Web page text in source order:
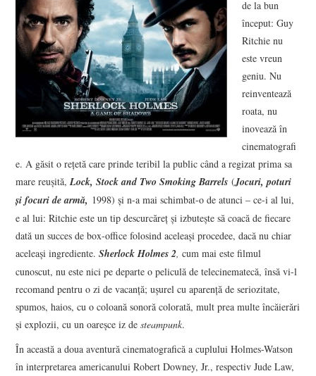
CARTE & FILM
SUSPANS
NUMĂRUL 48 /
MARTIE 2018
NUMĂRUL 49 /
de la bun
început: Guy
Ritchie nu
este vreun
geniu. Nu
reinventează
roata, nu
inovează în
cinematografi
e. A găsit o reţetă care prinde teribil la public când a regizat prima sa
mare reuşită,Lock, Stock and Two Smoking Barrels(Jocuri, poturi
şi focuri de armă, 1998) şi n-a mai schimbat-o de atunci – ce-i al lui,
e al lui: Ritchie este un tip descurcăreţ şi izbuteşte să coacă de fiecare
dată un succes de box-office folosind aceleaşi procedee, dacă nu chiar
aceleaşi ingrediente.Sherlock Holmes 2, cum mai este filmul
cunoscut, nu este nici pe departe o peliculă de telecinematecă, însă vi-l
recomand pentru o zi de vacanţă; uşurel cu aparenţă de seriozitate,
spumos, haios, cu o coloană sonoră colorată, mult prea multe încăierări
şi explozii, cu un oareşce iz desteampunk.
În această a doua aventură cinematografică a cuplului Holmes-Watson
în interpretarea americanului Robert Downey, Jr., respectiv Jude Law,